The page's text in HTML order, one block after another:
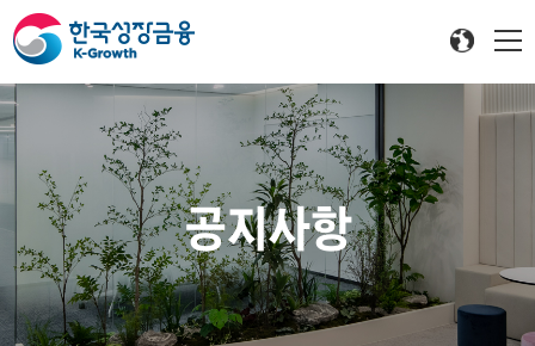
공지사항